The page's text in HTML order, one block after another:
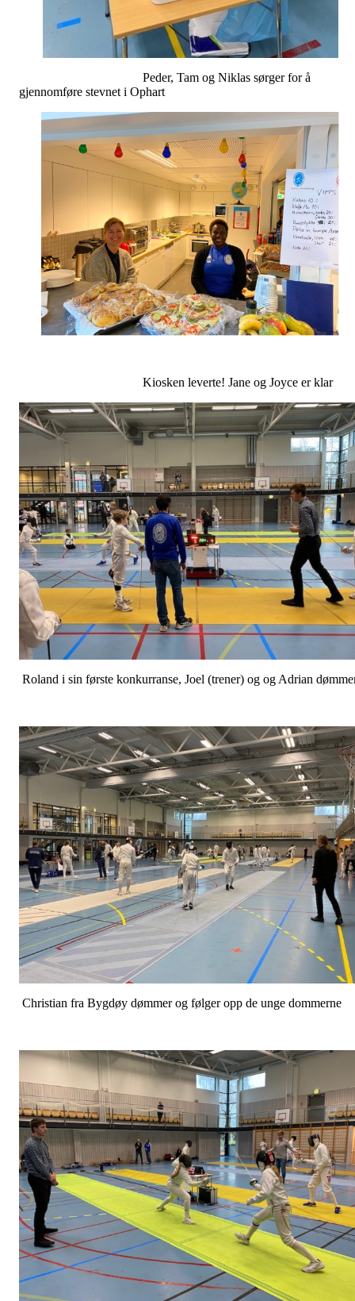
Peder, Tam og Niklas sørger for å
gjennomføre stevnet i Ophart
Kiosken leverte! Jane og Joyce er klar
Roland i sin første konkurranse, Joel (trener) og og Adrian
Christian fra Bygdøy dømmer og følger opp de unge dommerne